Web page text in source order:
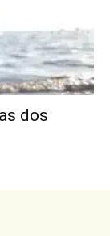
dos